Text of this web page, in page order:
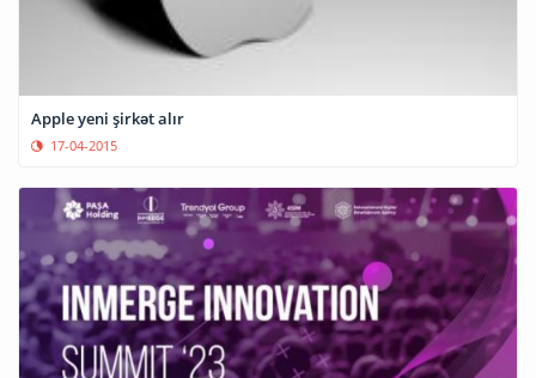
Apple yeni şirkət alır
17-04-2015